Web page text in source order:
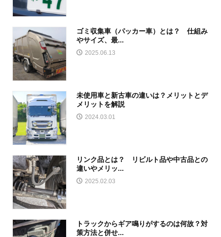
ゴミ収集車（パッカー車）とは？ 仕組み
やサイズ、最...
2025.06.13
未使用車と新古車の違いは？メリットとデ
メリットを解説
2024.03.01
リンク品とは？ リビルト品や中古品との
違いやメリッ...
2025.02.03
トラックからギア鳴りがするのは何故？対
策方法と併せ...